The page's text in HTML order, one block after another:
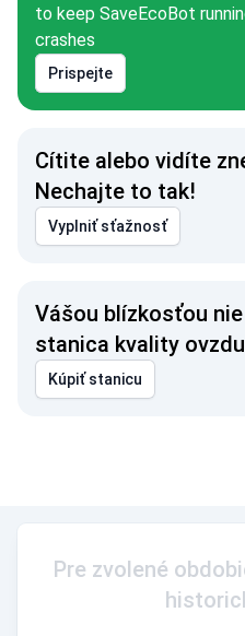
to keep SaveEcoBot
crashes
Prispejte
Cítite alebo vidíte
Nechajte to tak!
Vyplniť sťažnosť
Vášou blízkosťou
stanica kvality
Kúpiť stanicu
Pre zvolené